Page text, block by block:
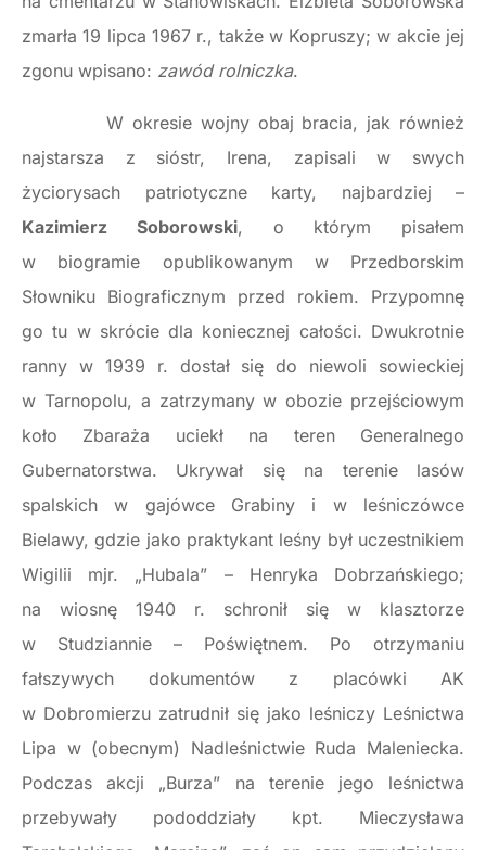
zmarła 19 lipca 1967 r., także w Kopruszy; w akcie jej
zgonu wpisano: zawód rolniczka.
W okresie wojny obaj bracia, jak również
najstarsza z sióstr, Irena, zapisali w swych
życiorysach patriotyczne karty, najbardziej –
Kazimierz Soborowski, o którym pisałem
w biogramie opublikowanym w Przedborskim
Słowniku Biograficznym przed rokiem. Przypomnę
go tu w skrócie dla koniecznej całości. Dwukrotnie
ranny w 1939 r. dostał się do niewoli sowieckiej
w Tarnopolu, a zatrzymany w obozie przejściowym
koło Zbaraża uciekł na teren Generalnego
Gubernatorstwa. Ukrywał się na terenie lasów
spalskich w gajówce Grabiny i w leśniczówce
Bielawy, gdzie jako praktykant leśny był uczestnikiem
Wigilii mjr. „Hubala” – Henryka Dobrzańskiego;
na wiosnę 1940 r. schronił się w klasztorze
w Studziannie – Poświętnem. Po otrzymaniu
fałszywych dokumentów z placówki AK
w Dobromierzu zatrudnił się jako leśniczy Leśnictwa
Lipa w (obecnym) Nadleśnictwie Ruda Maleniecka.
Podczas akcji „Burza” na terenie jego leśnictwa
przebywały pododdziały kpt. Mieczysława